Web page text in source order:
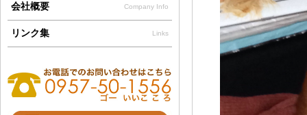
会社概要 Company Info
リンク集 Links